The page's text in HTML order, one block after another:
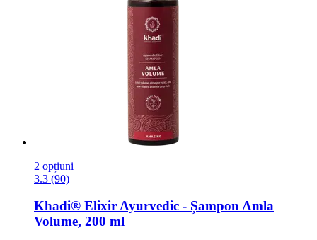
2 opțiuni
3.3 (90)
Khadi® Elixir Ayurvedic -​ Șampon Amla
Volume, 200 ml